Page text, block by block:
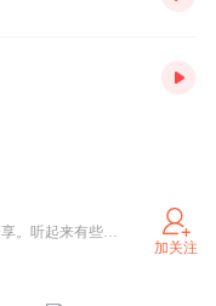
静静地朗读，静静地学习，静静地分享。听起来有些矛盾，但这就是我，一位热爱朗读与安静分享的心理咨询师。感谢您静静的聆听与支持，如果您在这样的分享中有所获益，我将多一份欣喜，在心底静静地流淌！
加关注